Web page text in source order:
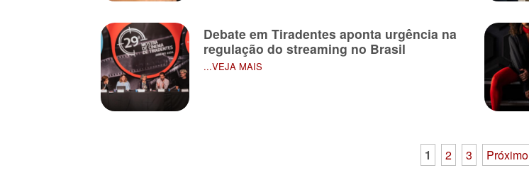
Debate em Tiradentes aponta urgência na
regulação do streaming no Brasil
...VEJA MAIS
1 2 3 Próximo